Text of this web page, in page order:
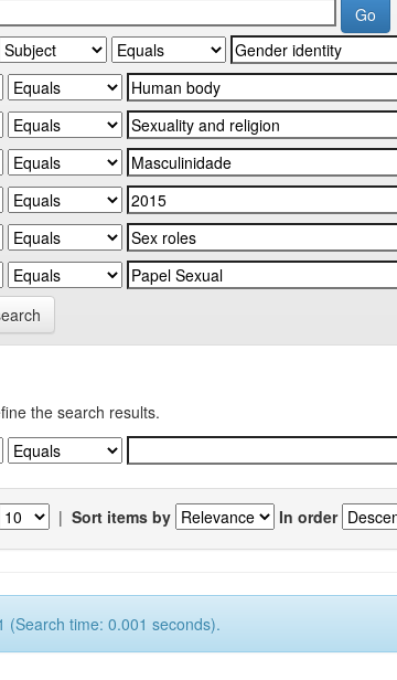
the search results.
| Sort items by In order
(Search time: 0.001 seconds).